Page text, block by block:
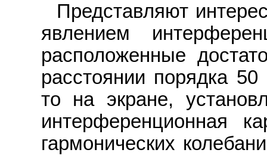
Представляют
явлением
расположенные
расстоянии порядка
то на экране,
интерференционная
гармонических